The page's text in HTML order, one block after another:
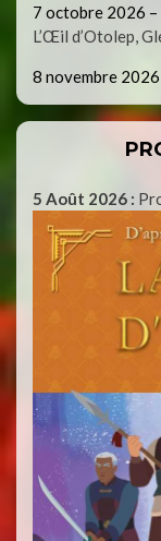
7 octobre 2026 –
L’Œil d’Otolep,
8 novembre 2026
5 Août 2026 :